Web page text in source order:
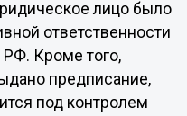
лицо было
ответственности
РФ. Кроме того,
предписание,
под контролем